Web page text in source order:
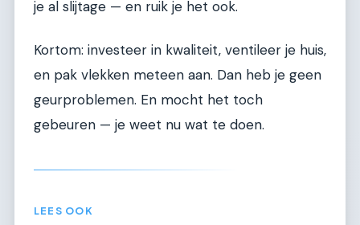
je al slijtage — en ruik je het ook.
Kortom: investeer in kwaliteit, ventileer je huis,
en pak vlekken meteen aan. Dan heb je geen
geurproblemen. En mocht het toch
gebeuren — je weet nu wat te doen.
LEES OOK